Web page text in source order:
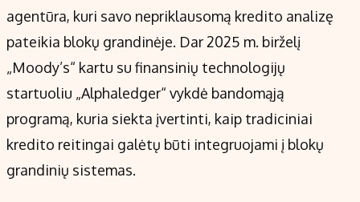
agentūra, kuri savo nepriklausomą kredito analizę
pateikia blokų grandinėje. Dar 2025 m. birželį
„Moody’s“ kartu su finansinių technologijų
startuoliu „Alphaledger“ vykdė bandomąją
programą, kuria siekta įvertinti, kaip tradiciniai
kredito reitingai galėtų būti integruojami į blokų
grandinių sistemas.